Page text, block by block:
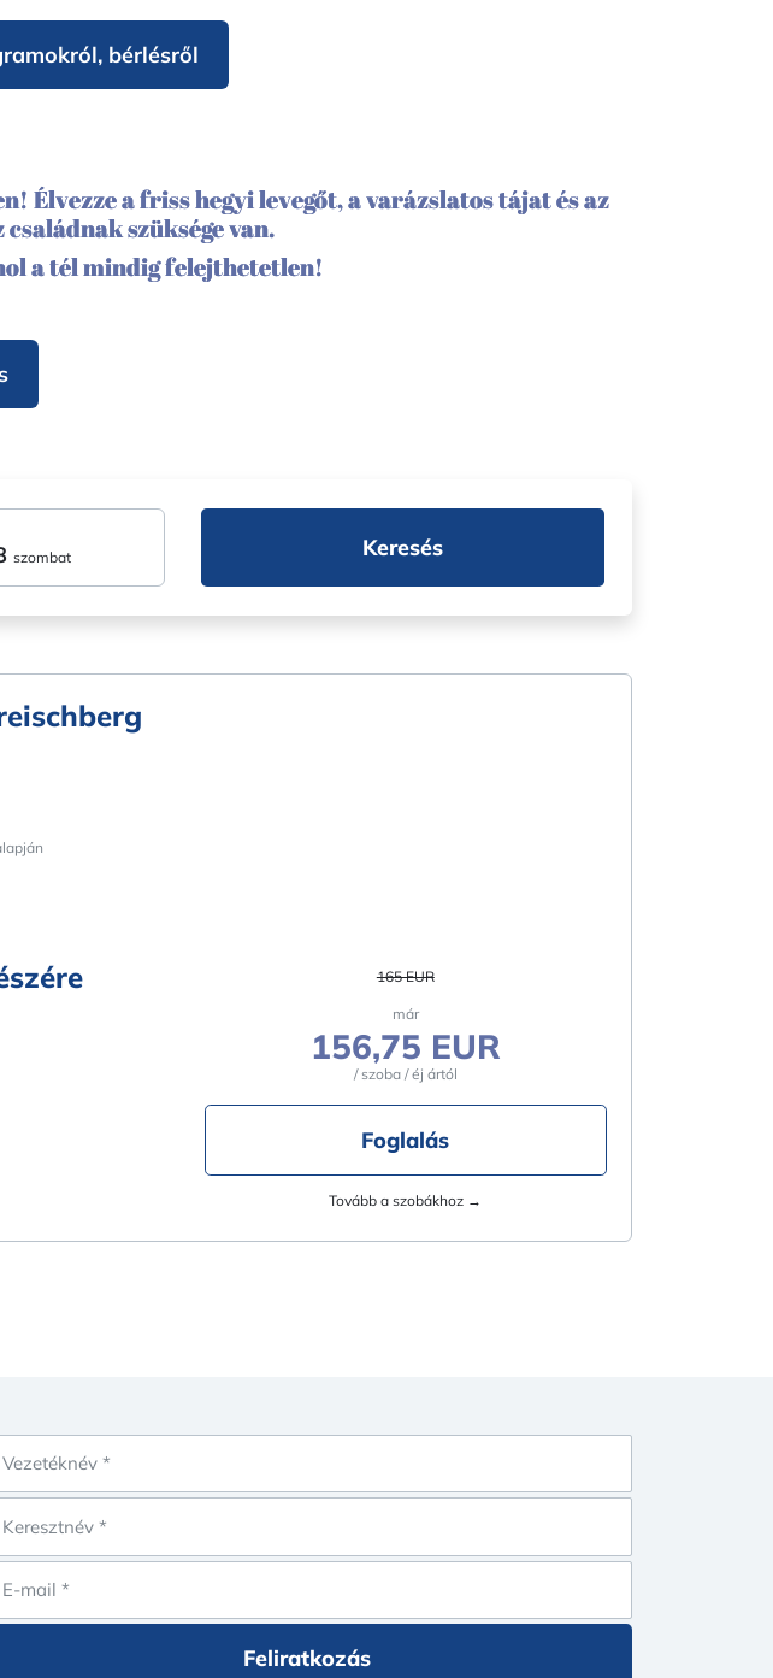
bérlésről
Élvezze a friss hegyi levegőt, a varázslatos tájat és az
szüksége van.
a tél mindig felejthetetlen!
szombat Keresés
165 EUR
már
156,75 EUR
/ szoba / éj ártól
Foglalás
Tovább a szobákhoz →
Feliratkozás